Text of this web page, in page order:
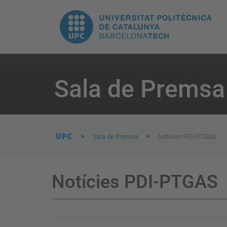
UPC.
Universitat
Politècnica
de
Catalunya
Sala de Premsa
are
here:
Sala de Premsa Notícies PDI-PTGAS
Notícies PDI-PTGAS